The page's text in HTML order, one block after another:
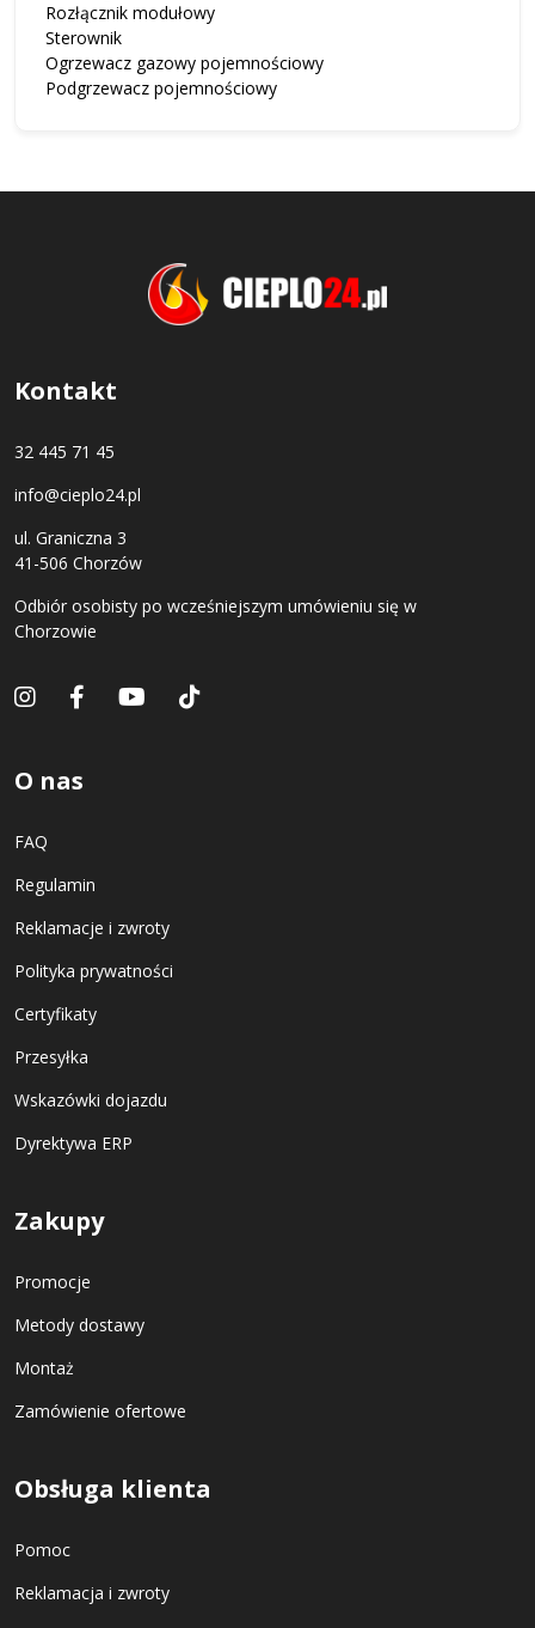
Rozłącznik modułowy
Sterownik
Ogrzewacz gazowy pojemnościowy
Podgrzewacz pojemnościowy
Kontakt
32 445 71 45
info@cieplo24.pl
ul. Graniczna 3
41-506 Chorzów
Odbiór osobisty po wcześniejszym umówieniu się w
Chorzowie
O nas
FAQ
Regulamin
Reklamacje i zwroty
Polityka prywatności
Certyfikaty
Przesyłka
Wskazówki dojazdu
Dyrektywa ERP
Zakupy
Promocje
Metody dostawy
Montaż
Zamówienie ofertowe
Obsługa klienta
Pomoc
Reklamacja i zwroty